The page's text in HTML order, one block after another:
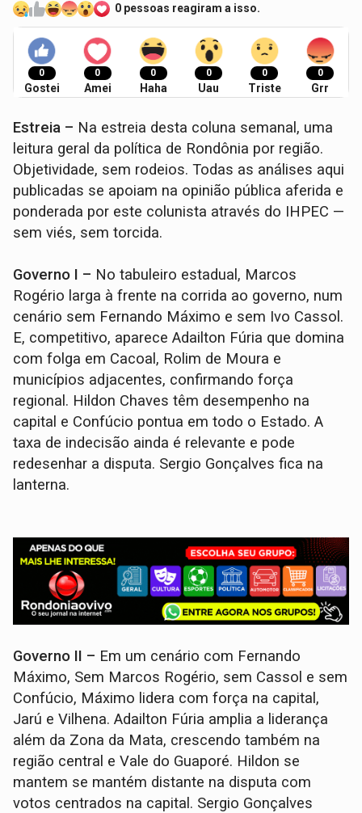
0 pessoas reagiram a isso.
0
Gostei
0
Amei
0
Haha
0
Uau
0
Triste
0
Grr
Estreia – Na estreia desta coluna semanal, uma
leitura geral da política de Rondônia por região.
Objetividade, sem rodeios. Todas as análises aqui
publicadas se apoiam na opinião pública aferida e
ponderada por este colunista através do IHPEC —
sem viés, sem torcida.
Governo I – No tabuleiro estadual, Marcos
Rogério larga à frente na corrida ao governo, num
cenário sem Fernando Máximo e sem Ivo Cassol.
E, competitivo, aparece Adailton Fúria que domina
com folga em Cacoal, Rolim de Moura e
municípios adjacentes, confirmando força
regional. Hildon Chaves têm desempenho na
capital e Confúcio pontua em todo o Estado. A
taxa de indecisão ainda é relevante e pode
redesenhar a disputa. Sergio Gonçalves fica na
lanterna.
Governo II – Em um cenário com Fernando
Máximo, Sem Marcos Rogério, sem Cassol e sem
Confúcio, Máximo lidera com força na capital,
Jarú e Vilhena. Adailton Fúria amplia a liderança
além da Zona da Mata, crescendo também na
região central e Vale do Guaporé. Hildon se
mantem se mantém distante na disputa com
votos centrados na capital. Sergio Gonçalves